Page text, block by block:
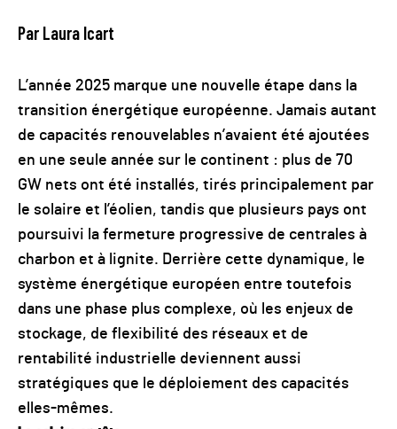
Par Laura Icart
L’année 2025 marque une nouvelle étape dans la
transition énergétique européenne. Jamais autant
de capacités renouvelables n’avaient été ajoutées
en une seule année sur le continent : plus de 70
GW nets ont été installés, tirés principalement par
le solaire et l’éolien, tandis que plusieurs pays ont
poursuivi la fermeture progressive de centrales à
charbon et à lignite. Derrière cette dynamique, le
système énergétique européen entre toutefois
dans une phase plus complexe, où les enjeux de
stockage, de flexibilité des réseaux et de
rentabilité industrielle deviennent aussi
stratégiques que le déploiement des capacités
elles-mêmes.